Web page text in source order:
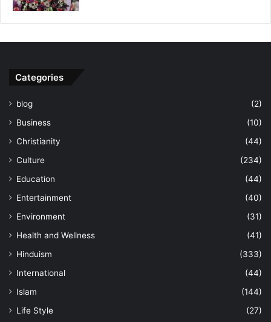
Categories
blog
(2)
Business
(10)
Christianity
(44)
Culture
(234)
Education
(44)
Entertainment
(40)
Environment
(31)
Health and Wellness
(41)
Hinduism
(333)
International
(44)
Islam
(144)
Life Style
(27)